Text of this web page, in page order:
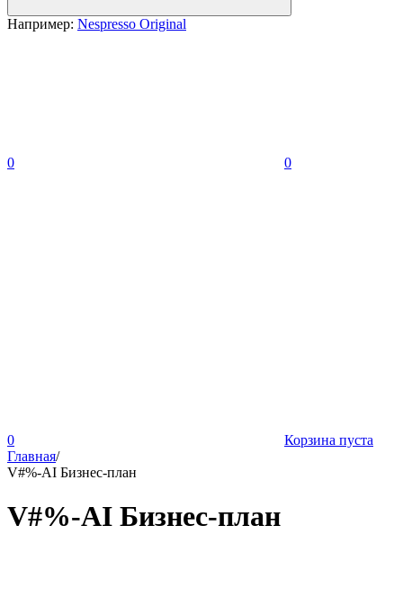
Например: Nespresso Original
0 0
0
Корзина пуста
Главная/
V#%-AI Бизнес-план
V#%-AI Бизнес-план